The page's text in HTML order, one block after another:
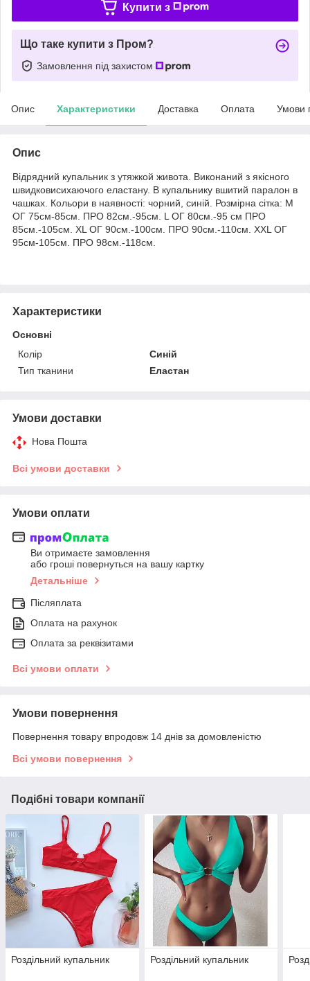
Купити з
Що таке купити з Пром?
Замовлення під захистом
Опис Характеристики Доставка Оплата Умови
Опис
Відрядний купальник з утяжкой живота. Виконаний з якісного
швидковисихаючого еластану. В купальнику вшитий паралон в
чашках. Кольори в наявності: чорний, синій. Розмірна сітка: M
ОГ 75см-85см. ПРО 82см.-95см. L ОГ 80см.-95 см ПРО
85см.-105см. XL ОГ 90см.-100см. ПРО 90см.-110см. XXL ОГ
95см-105см. ПРО 98см.-118см.
Характеристики
Основні
Колір
Синій
Тип тканини
Еластан
Умови доставки
Нова Пошта
Всі умови доставки
Умови оплати
Ви отримаєте замовлення
або гроші повернуться на вашу картку
Детальніше
Післяплата
Оплата на рахунок
Оплата за реквізитами
Всі умови оплати
Умови повернення
Повернення товару впродовж 14 днів за домовленістю
Всі умови повернення
Подібні товари компанії
Роздільний купальник Роздільний купальник